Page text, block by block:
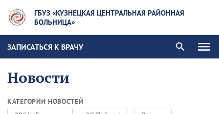
ГБУЗ «КУЗНЕЦКАЯ ЦЕНТРАЛЬНАЯ РАЙОННАЯ
БОЛЬНИЦА»
ЗАПИСАТЬСЯ К ВРАЧУ
Новости
КАТЕГОРИИ НОВОСТЕЙ